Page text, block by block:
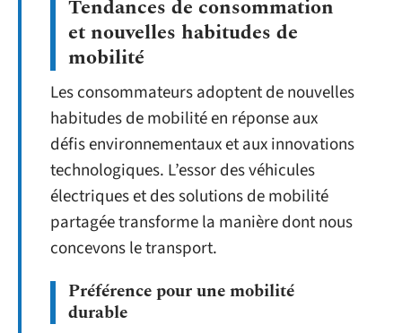
Tendances de consommation
et nouvelles habitudes de
mobilité
Les consommateurs adoptent de nouvelles
habitudes de mobilité en réponse aux
défis environnementaux et aux innovations
technologiques. L’essor des véhicules
électriques et des solutions de mobilité
partagée transforme la manière dont nous
concevons le transport.
Préférence pour une mobilité
durable